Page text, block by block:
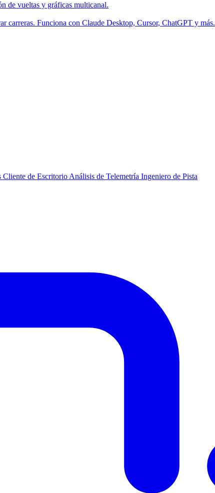
de vueltas y gráficas multicanal.
carreras. Funciona con Claude Desktop, Cursor, ChatGPT y más.
Cliente de Escritorio Análisis de Telemetría Ingeniero de Pista